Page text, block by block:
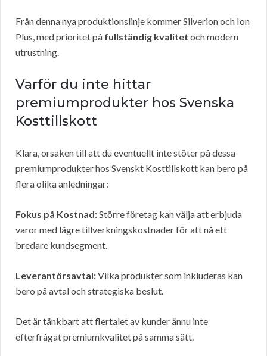
Från denna nya produktionslinje kommer Silverion och Ion
Plus, med prioritet på fullständig kvalitet och modern
utrustning.
Varför du inte hittar
premiumprodukter hos Svenska
Kosttillskott
Klara, orsaken till att du eventuellt inte stöter på dessa
premiumprodukter hos Svenskt Kosttillskott kan bero på
flera olika anledningar:
Fokus på Kostnad:Större företag kan välja att erbjuda
varor med lägre tillverkningskostnader för att nå ett
bredare kundsegment.
Leverantörsavtal:Vilka produkter som inkluderas kan
bero på avtal och strategiska beslut.
Det är tänkbart att flertalet av kunder ännu inte
efterfrågat premiumkvalitet på samma sätt.